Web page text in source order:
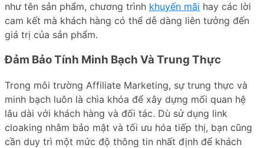
như tên sản phẩm, chương trình khuyến mãi hay các lời
cam kết mà khách hàng có thể dễ dàng liên tưởng đến
giá trị của sản phẩm.
Đảm Bảo Tính Minh Bạch Và Trung Thực
Trong môi trường Affiliate Marketing, sự trung thực và
minh bạch luôn là chìa khóa để xây dựng mối quan hệ
lâu dài với khách hàng và đối tác. Dù sử dụng link
cloaking nhằm bảo mật và tối ưu hóa tiếp thị, bạn cũng
cần duy trì một mức độ thông tin nhất định để khách